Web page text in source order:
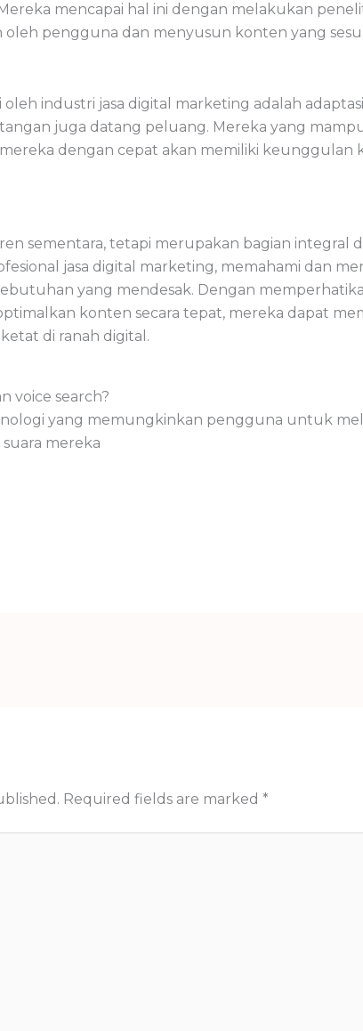
mencapai hal ini dengan melakukan
oleh pengguna dan menyusun konten yang
industri jasa digital marketing adalah
juga datang peluang. Mereka yang
dengan cepat akan memiliki keunggulan
sementara, tetapi merupakan bagian integral
jasa digital marketing, memahami dan
yang mendesak. Dengan
konten secara tepat, mereka dapat
di ranah digital.
voice search?
yang memungkinkan pengguna untuk
mereka
Required fields are marked *